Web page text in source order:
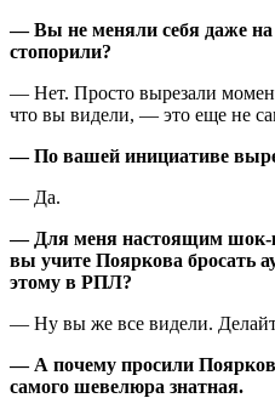
— Вы не меняли себя даже на
стопорили?
— Нет. Просто вырезали
что вы видели, — это еще не
— По вашей инициативе
— Да.
— Для меня настоящим шок-
вы учите Пояркова бросать
этому в РПЛ?
— Ну вы же все видели.
— А почему просили
самого шевелюра знатная.